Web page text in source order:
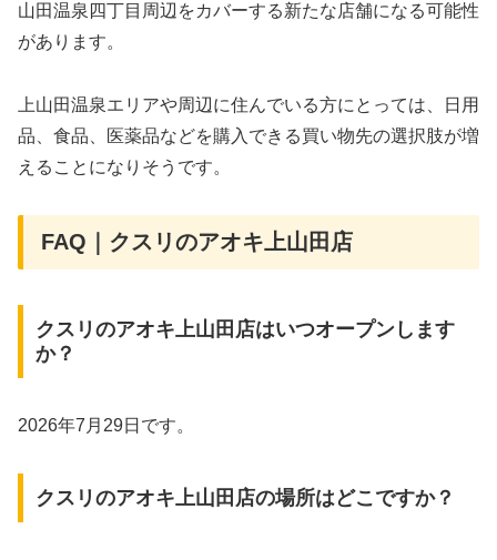
山田温泉四丁目周辺をカバーする新たな店舗になる可能性
があります。
上山田温泉エリアや周辺に住んでいる方にとっては、日用
品、食品、医薬品などを購入できる買い物先の選択肢が増
えることになりそうです。
FAQ｜クスリのアオキ上山田店
クスリのアオキ上山田店はいつオープンします
か？
2026年7月29日です。
クスリのアオキ上山田店の場所はどこですか？